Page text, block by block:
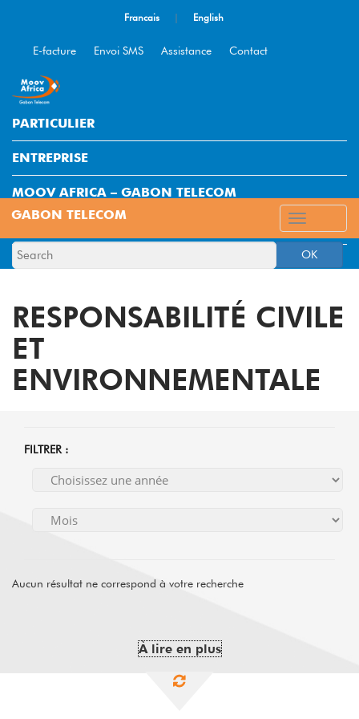
Francais | English
E-facture Envoi SMS Assistance Contact
PARTICULIER
ENTREPRISE
MOOV AFRICA – GABON TELECOM
OK
RESPONSABILITÉ CIVILE
ET
ENVIRONNEMENTALE
FILTRER :
Aucun résultat ne correspond à votre recherche
À lire en plus